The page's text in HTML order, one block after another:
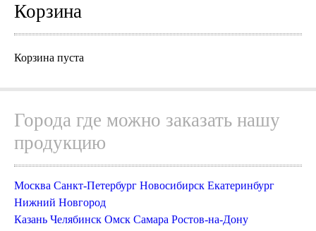
Корзина
Корзина пуста
Города где можно заказать нашу
продукцию
Москва Санкт-Петербург Новосибирск Екатеринбург
Нижний Новгород
Казань Челябинск Омск Самара Ростов-на-Дону